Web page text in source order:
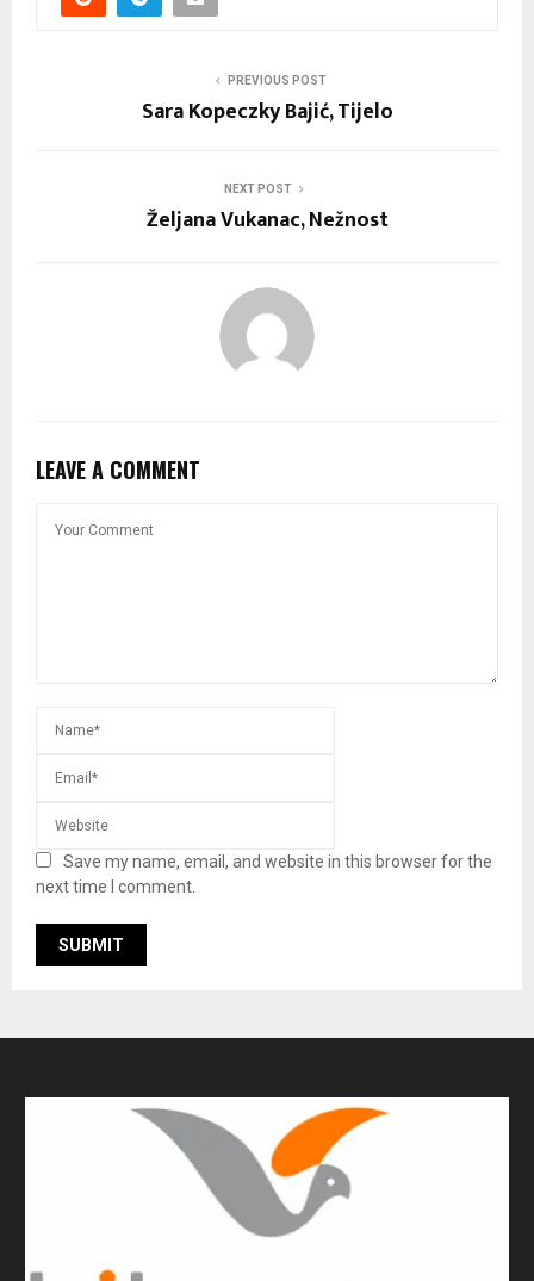
PREVIOUS POST
Sara Kopeczky Bajić, Tijelo
NEXT POST
Željana Vukanac, Nežnost
LEAVE A COMMENT
Save my name, email, and website in this browser for the
next time I comment.